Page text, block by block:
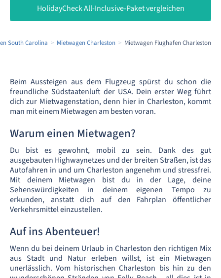
HolidayCheck All-Inclusive-Paket vergleichen
South Carolina Mietwagen Charleston Mietwagen Flughafen Charleston
Beim Aussteigen aus dem Flugzeug spürst du schon die
freundliche Südstaatenluft der USA. Dein erster Weg führt
dich zur Mietwagenstation, denn hier in Charleston, kommt
man mit einem Mietwagen am besten voran.
Warum einen Mietwagen?
Du bist es gewohnt, mobil zu sein. Dank des gut
ausgebauten Highwaynetzes und der breiten Straßen, ist das
Autofahren in und um Charleston angenehm und stressfrei.
Mit deinem Mietwagen bist du in der Lage, deine
Sehenswürdigkeiten in deinem eigenen Tempo zu
erkunden, anstatt dich auf den Fahrplan öffentlicher
Verkehrsmittel einzustellen.
Auf ins Abenteuer!
Wenn du bei deinem Urlaub in Charleston den richtigen Mix
aus Stadt und Natur erleben willst, ist ein Mietwagen
unerlässlich. Vom historischen Charleston bis hin zu den